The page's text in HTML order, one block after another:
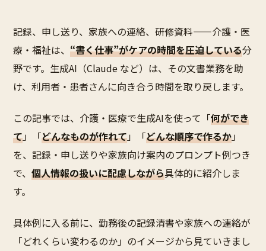
記録、申し送り、家族への連絡、研修資料——介護・医
療・福祉は、 “書く仕事”がケアの時間を圧迫している分
野です。生成AI（Claude など）は、その文書業務を助
け、利用者・患者さんに向き合う時間を取り戻します。
この記事では、介護・医療で生成AIを使って「何ができ
て」「どんなものが作れて」「どんな順序で作るか」
を、記録・申し送りや家族向け案内のプロンプト例つき
で、 個人情報の扱いに配慮しながら具体的に紹介しま
す。
具体例に入る前に、勤務後の記録清書や家族への連絡が
「どれくらい変わるのか」のイメージから見ていきまし